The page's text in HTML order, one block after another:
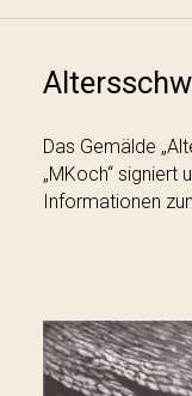
Das Gemälde
„MKoch“ signiert
Informationen